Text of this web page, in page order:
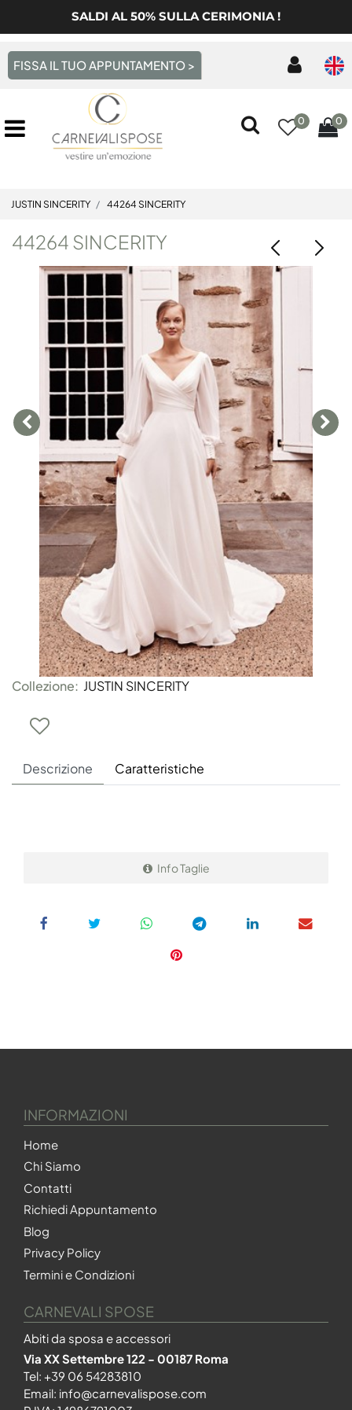
SALDI AL 50% SULLA CERIMONIA !
FISSA IL TUO APPUNTAMENTO >
Open menu 0 0
JUSTIN SINCERITY 44264 SINCERITY
44264 SINCERITY
Collezione: JUSTIN SINCERITY
Descrizione Caratteristiche
Info Taglie
INFORMAZIONI
Home
Chi Siamo
Contatti
Richiedi Appuntamento
Blog
Privacy Policy
Termini e Condizioni
CARNEVALI SPOSE
Abiti da sposa e accessori
Via XX Settembre 122 - 00187 Roma
Tel: +39 06 54283810
Email: info@carnevalispose.com